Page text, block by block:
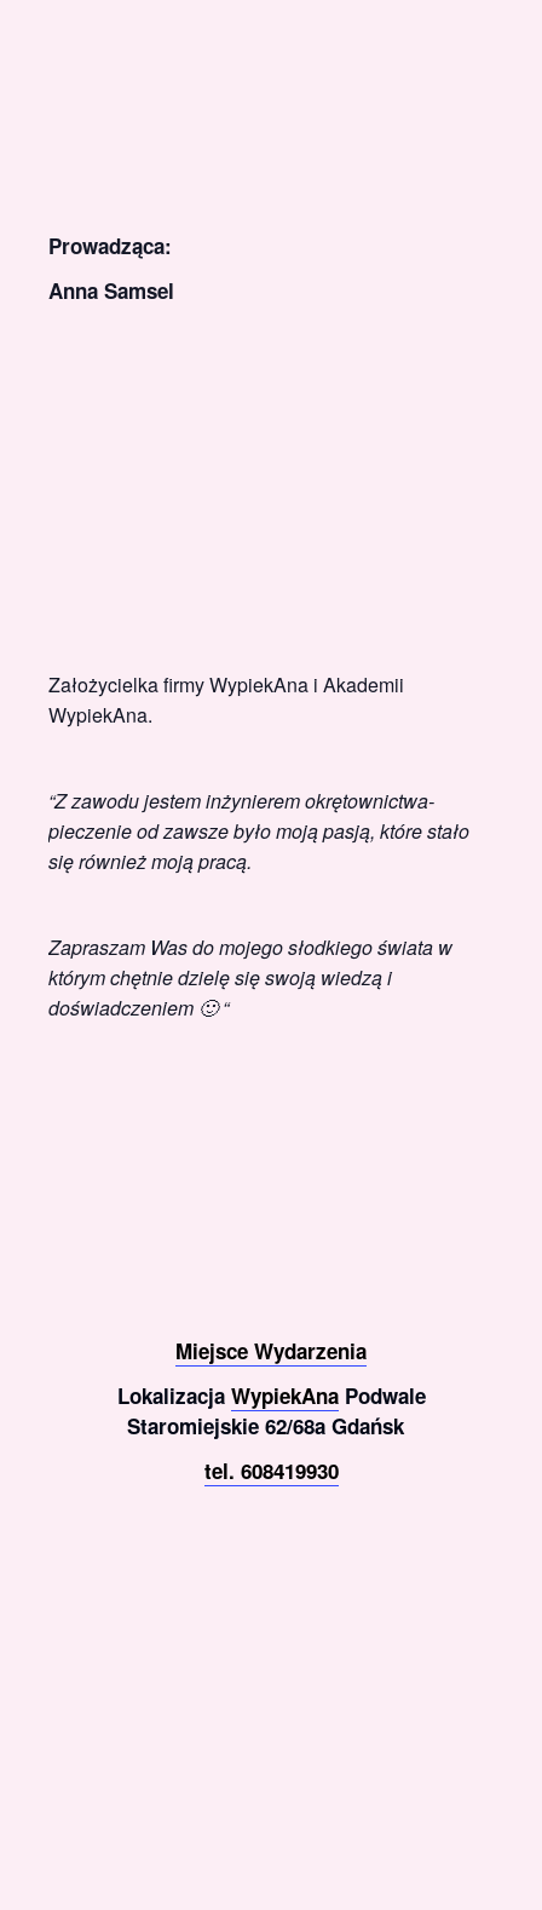
Prowadząca:
Anna Samsel
Założycielka firmy WypiekAna i Akademii
WypiekAna.
“Z zawodu jestem inżynierem okrętownictwa-
pieczenie od zawsze było moją pasją, które stało
się również moją pracą.
Zapraszam Was do mojego słodkiego świata w
którym chętnie dzielę się swoją wiedzą i
doświadczeniem 🙂 “
Miejsce Wydarzenia
Lokalizacja WypiekAnaPodwale
Staromiejskie 62/68a Gdańsk
tel. 608419930